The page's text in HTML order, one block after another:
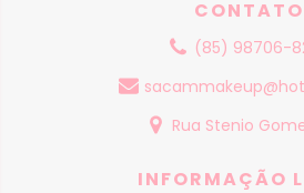
CONTATO
(85) 98706-
Rua Stenio
INFORMAÇÃO